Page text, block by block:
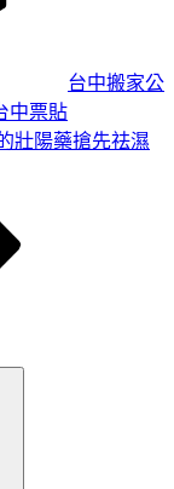
台中搬家公
中票貼
壯陽藥搶先祛濕